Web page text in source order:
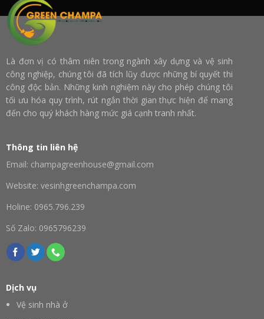
Là đơn vị có thâm niên trong ngành xây dựng và vệ sinh
công nghiệp, chúng tôi đã tích lũy được những bí quyết thi
công độc bản. Những kinh nghiệm này cho phép chúng tôi
tối ưu hóa quy trình, rút ngắn thời gian thực hiện để mang
đến cho quý khách hàng mức giá cạnh tranh nhất.
Thông tin liên hệ
Email: champagreenhouse@gmail.com
Website: vesinhgreenchampa.com
Holine: 0965.796.239
Số Zalo: 0965796239
Dịch vụ
Vệ sinh nhà ở